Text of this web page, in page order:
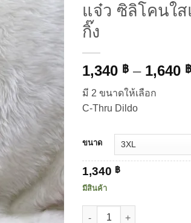
แจ๋ว ซิลิโคนใส
กิ๊ง
1,340 ฿ – 1,640 ฿
มี 2 ขนาดให้เลือก
C-Thru Dildo
ขนาด
1,340 ฿
มีสินค้า
จำนวน ดิลโด้ใสใหญ่พิเศษ ดิ